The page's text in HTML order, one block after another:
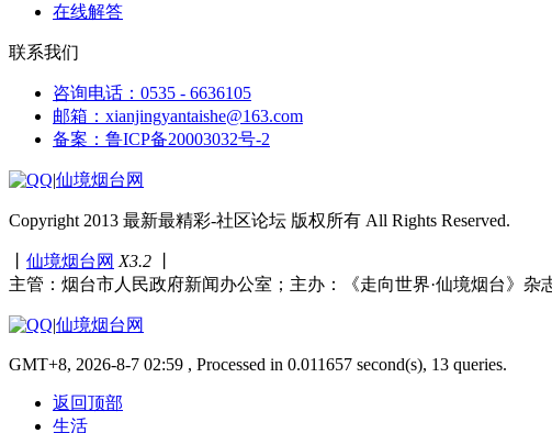
在线解答
联系我们
咨询电话：0535 - 6636105
邮箱：xianjingyantaishe@163.com
备案：鲁ICP备20003032号-2
|仙境烟台网
Copyright 2013 最新最精彩-社区论坛 版权所有 All Rights Reserved.
仙境烟台网 X3.2
主管：烟台市人民政府新闻办公室；主办：《走向世界·仙境烟台》杂
|仙境烟台网
GMT+8, 2026-8-7 02:59 , Processed in 0.011657 second(s), 13 queries.
返回顶部
生活